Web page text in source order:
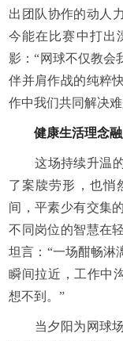
出团队协作的动人
今能在比赛中打出
影：“网球不仅教会
伴并肩作战的纯粹
作中我们共同解决
健康生活理念融
这场持续升温的“
了案牍劳形，也悄
间，平素少有交集
不同岗位的智慧在
坦言：“一场酣畅淋
瞬间拉近，工作中
想不到。”
当夕阳为网球场